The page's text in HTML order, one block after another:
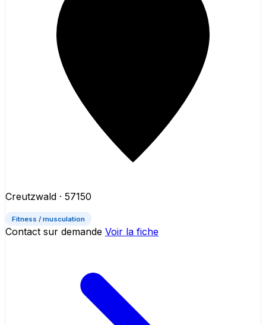
Creutzwald · 57150
Fitness / musculation
Contact sur demande Voir la fiche